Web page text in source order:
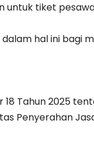
untuk tiket
hal ini bagi
18 Tahun 2025
Penyerahan